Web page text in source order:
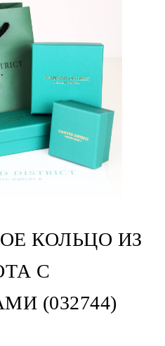
КОЛЬЦО ИЗ
С
(032744)